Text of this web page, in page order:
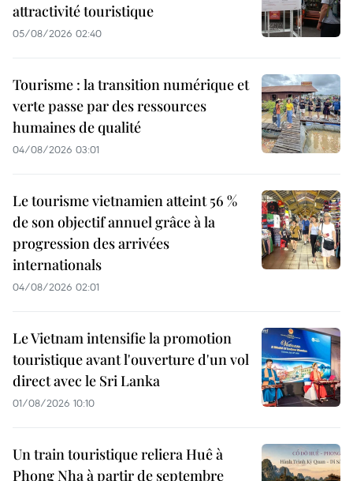
attractivité touristique
05/08/2026 02:40
Tourisme : la transition numérique et
verte passe par des ressources
humaines de qualité
04/08/2026 03:01
Le tourisme vietnamien atteint 56 %
de son objectif annuel grâce à la
progression des arrivées
internationals
04/08/2026 02:01
Le Vietnam intensifie la promotion
touristique avant l'ouverture d'un vol
direct avec le Sri Lanka
01/08/2026 10:10
Un train touristique reliera Huê à
Phong Nha à partir de septembre